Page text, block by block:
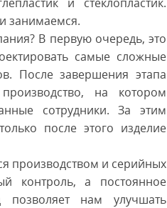
занимаемся.
В первую очередь, это
самые сложные
После завершения этапа
на котором
сотрудники. За этим
после этого изделие
производством и серийных
контроль, а постоянное
позволяет нам улучшать